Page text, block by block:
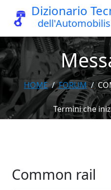
Dizionario
HOME FORUM
Termini che
Common rail